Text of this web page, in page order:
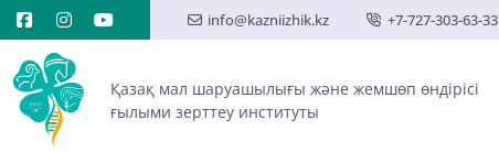
info@kazniizhik.kz +7-727-303-63-33
Қазақ мал шаруашылығы және жемшөп өндірісі
ғылыми зерттеу институты